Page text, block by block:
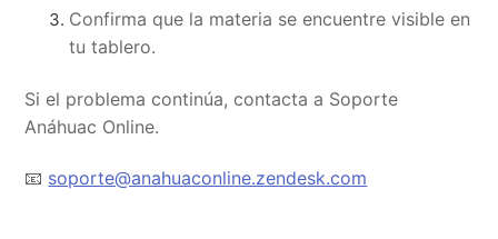
Confirma que la materia se encuentre visible en
tu tablero.
Si el problema continúa, contacta a Soporte
Anáhuac Online.
📧 soporte@anahuaconline.zendesk.com